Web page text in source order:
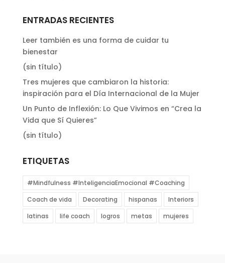
ENTRADAS RECIENTES
Leer también es una forma de cuidar tu
bienestar
(sin título)
Tres mujeres que cambiaron la historia:
inspiración para el Día Internacional de la Mujer
Un Punto de Inflexión: Lo Que Vivimos en “Crea la
Vida que Sí Quieres”
(sin título)
ETIQUETAS
#Mindfulness #InteligenciaEmocional #Coaching
Coach de vida
Decorating hispanas
Interiors
latinas
life coach logros metas mujeres